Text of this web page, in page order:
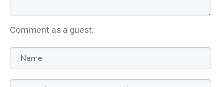
Comment as a guest: